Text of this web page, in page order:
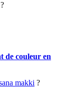
de couleur en
makki ?